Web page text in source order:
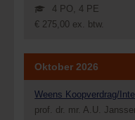
4 PO, 4 PE
€ 275,00 ex. btw.
Oktober 2026
Weens Koopverdrag/
prof. dr. mr. A.U.